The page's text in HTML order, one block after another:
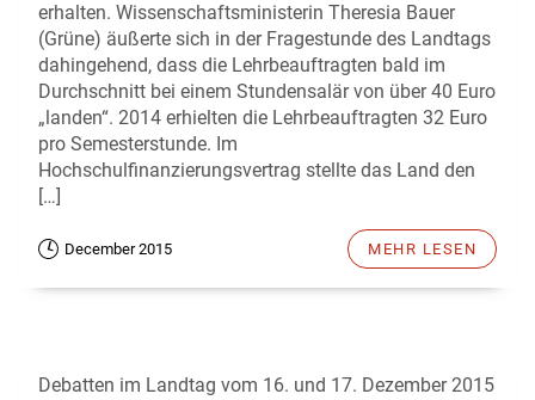
erhalten. Wissenschaftsministerin Theresia Bauer
(Grüne) äußerte sich in der Fragestunde des Landtags
dahingehend, dass die Lehrbeauftragten bald im
Durchschnitt bei einem Stundensalär von über 40 Euro
„landen“. 2014 erhielten die Lehrbeauftragten 32 Euro
pro Semesterstunde. Im
Hochschulfinanzierungsvertrag stellte das Land den
[…]
December 2015 MEHR LESEN
Debatten im Landtag vom 16. und 17. Dezember 2015